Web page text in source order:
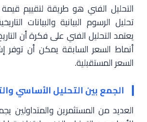
التحليل الفني هو طريقة لتقييم
تحليل الرسوم البيانية والبيانات
يعتمد التحليل الفني على فكرة أن
أنماط السعر السابقة يمكن أن توفر
السعر المستقبلية.
الجمع بين التحليل الأساسي
العديد من المستثمرين والمتداولين